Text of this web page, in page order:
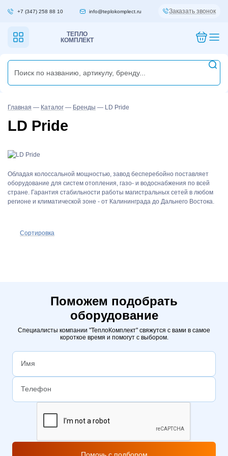
+7 (347) 258 88 10 info@teplokomplect.ru Заказать звонок
ТЕПЛО
КОМПЛЕКТ
Главная — Каталог — Бренды — LD Pride
LD Pride
Обладая колоссальной мощностью, завод бесперебойно поставляет
оборудование для систем отопления, газо- и водоснабжения по всей
стране. Гарантия стабильности работы магистральных сетей в любом
регионе и климатической зоне - от Калининграда до Дальнего Востока.
Сортировка
По названию
Поможем подобрать
оборудование
Специалисты компании "ТеплоКомплект" свяжутся с вами в самое
короткое время и помогут с выбором.